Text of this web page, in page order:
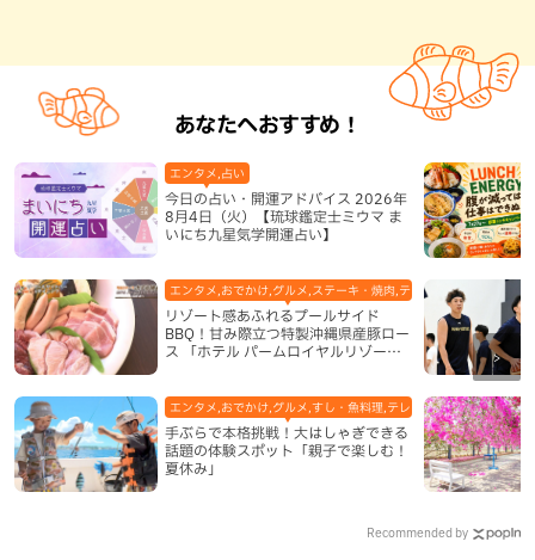
あなたへおすすめ！
今日の占い・開運アドバイス 2026年
8月4日（火）【琉球鑑定士ミウマ ま
いにち九星気学開運占い】
エンタメ,占い
リゾート感あふれるプールサイド
BBQ！甘み際立つ特製沖縄県産豚ロー
ス 「ホテル パームロイヤルリゾート
エンタメ,おでかけ,グルメ,ステーキ・焼肉,テレビ,ホテル,地域,本島
手ぶらで本格挑戦！大はしゃぎできる
話題の体験スポット「親子で楽しむ！
夏休み」
エンタメ,おでかけ,グルメ,すし・魚料理,テレビ,体験,北谷町,地域,
Recommended by